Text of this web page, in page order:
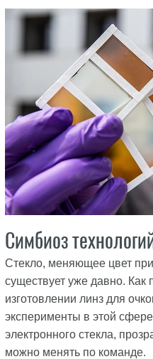
Симбиоз
Стекло, меняющее цвет
существует уже давно. Как
изготовлении линз для
эксперименты в этой
электронного стекла,
можно менять по команде.